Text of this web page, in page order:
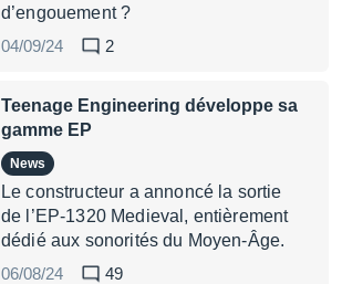
d’engouement ?
04/09/24
2
Teenage Engineering développe sa
gamme EP
News
Le constructeur a annoncé la sortie
de l’EP-1320 Medieval, entièrement
dédié aux sonorités du Moyen-Âge.
06/08/24
49